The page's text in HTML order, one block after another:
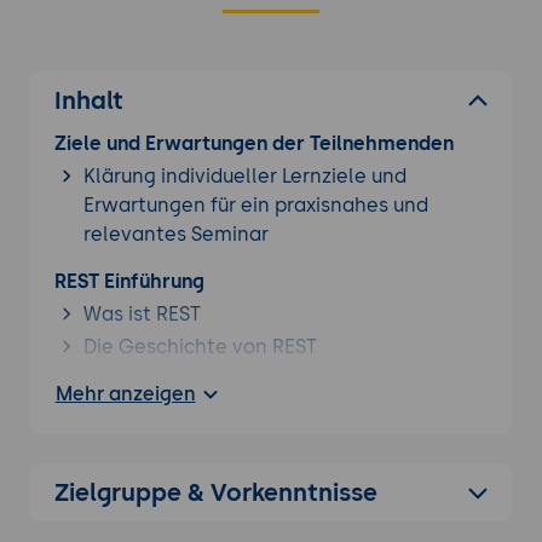
Inhalt
Ziele und Erwartungen der Teilnehmenden
Klärung individueller Lernziele und
Erwartungen für ein praxisnahes und
relevantes Seminar
REST Einführung
Was ist REST
Die Geschichte von REST
SOAP vs. REST
Ressourcen (URI, URL)
Mehr anzeigen
Zielgruppe & Vorkenntnisse